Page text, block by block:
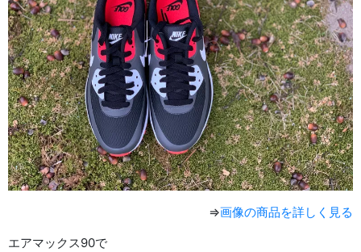
⇒画像の商品を詳しく見る
エアマックス90で